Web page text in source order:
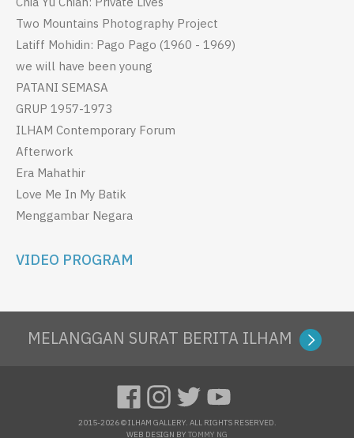
Two Mountains Photography Project
Latiff Mohidin: Pago Pago (1960 - 1969)
we will have been young
PATANI SEMASA
GRUP 1957-1973
ILHAM Contemporary Forum
Afterwork
Era Mahathir
Love Me In My Batik
Menggambar Negara
VIDEO PROGRAM
MELANGGAN SURAT BERITA ILHAM
2015-2026 © ILHAM GALLERY. ALL RIGHTS RESERVED.
WEB DESIGN BY TOMMY NG